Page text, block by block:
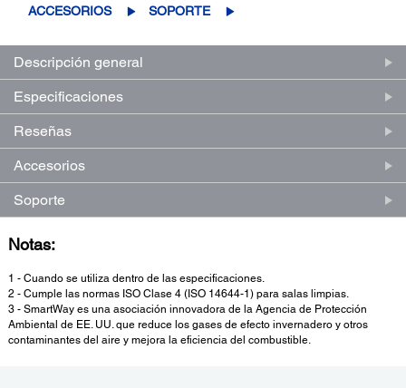
ACCESORIOS SOPORTE
Descripción general
Especificaciones
Reseñas
Accesorios
Soporte
Notas:
1 - Cuando se utiliza dentro de las especificaciones.
2 - Cumple las normas ISO Clase 4 (ISO 14644-1) para salas limpias.
3 - SmartWay es una asociación innovadora de la Agencia de Protección
Ambiental de EE. UU. que reduce los gases de efecto invernadero y otros
contaminantes del aire y mejora la eficiencia del combustible.